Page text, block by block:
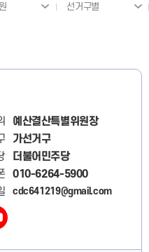
선거구별
예산결산특별위원장
가선거구
더불어민주당
010-6264-5900
cdc641219@gmail.com